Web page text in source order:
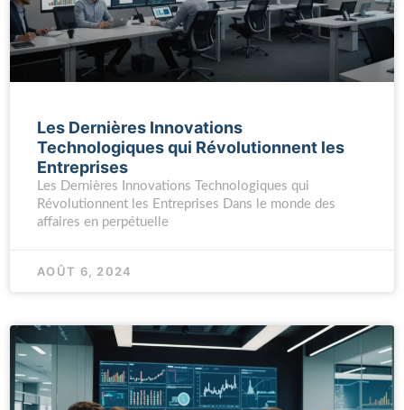
Les Dernières Innovations
Technologiques qui Révolutionnent les
Entreprises
Les Dernières Innovations Technologiques qui
Révolutionnent les Entreprises Dans le monde des
affaires en perpétuelle
AOÛT 6, 2024